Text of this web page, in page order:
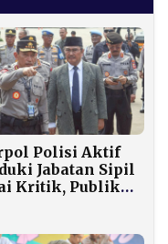
Polisi Aktif
Jabatan Sipil
Kritik, Publik